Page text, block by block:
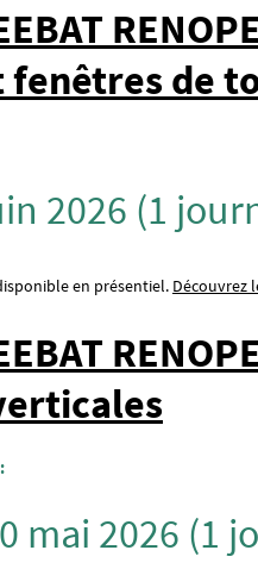
fenêtres de
2026 (1
en présentiel. Découvrez
mai 2026 (1